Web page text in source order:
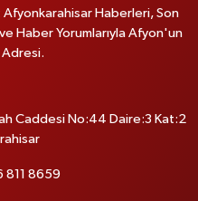
Afyonkarahisar Haberleri, Son
Haber Yorumlarıyla Afyon'un
Caddesi No:44 Daire:3 Kat:2
811 8659